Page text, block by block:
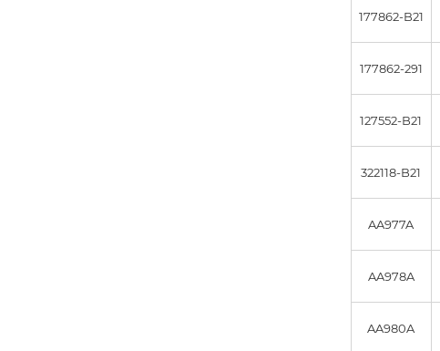
177862-B21
177862-291
127552-B21
322118-B21
AA977A
AA978A
AA980A